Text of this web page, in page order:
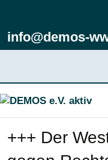
info@demos-
+++ Der